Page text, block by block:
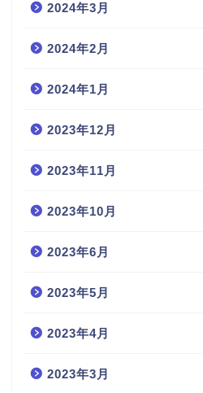
2024年3月
2024年2月
2024年1月
2023年12月
2023年11月
2023年10月
2023年6月
2023年5月
2023年4月
2023年3月